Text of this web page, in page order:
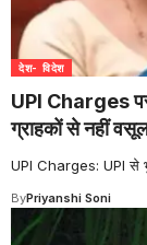
देश- विदेश
UPI Charges पर
ग्राहकों से नहीं
UPI Charges: UPI से
ByPriyanshi Soni